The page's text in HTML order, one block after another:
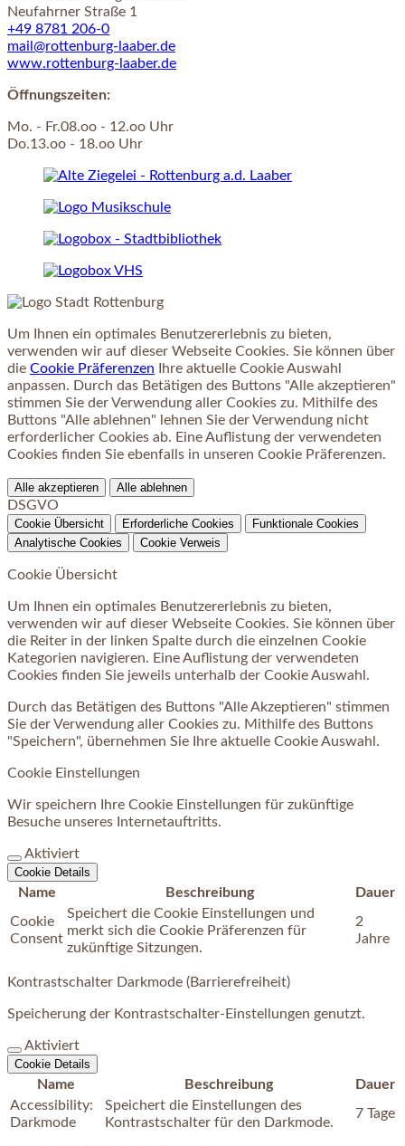
Neufahrner Straße 1
+49 8781 206-0
mail@rottenburg-laaber.de
www.rottenburg-laaber.de
Öffnungszeiten:
Mo. - Fr.08.oo - 12.oo Uhr
Do.13.oo - 18.oo Uhr
Um Ihnen ein optimales Benutzererlebnis zu bieten,
verwenden wir auf dieser Webseite Cookies. Sie können über
die Cookie Präferenzen Ihre aktuelle Cookie Auswahl
anpassen. Durch das Betätigen des Buttons "Alle akzeptieren"
stimmen Sie der Verwendung aller Cookies zu. Mithilfe des
Buttons "Alle ablehnen" lehnen Sie der Verwendung nicht
erforderlicher Cookies ab. Eine Auflistung der verwendeten
Cookies finden Sie ebenfalls in unseren Cookie Präferenzen.
Alle akzeptieren Alle ablehnen
DSGVO
Cookie Übersicht Erforderliche Cookies
Funktionale Cookies
Analytische Cookies
Cookie Verweis
Cookie Übersicht
Um Ihnen ein optimales Benutzererlebnis zu bieten,
verwenden wir auf dieser Webseite Cookies. Sie können über
die Reiter in der linken Spalte durch die einzelnen Cookie
Kategorien navigieren. Eine Auflistung der verwendeten
Cookies finden Sie jeweils unterhalb der Cookie Auswahl.
Durch das Betätigen des Buttons "Alle Akzeptieren" stimmen
Sie der Verwendung aller Cookies zu. Mithilfe des Buttons
"Speichern", übernehmen Sie Ihre aktuelle Cookie Auswahl.
Cookie Einstellungen
Wir speichern Ihre Cookie Einstellungen für zukünftige
Besuche unseres Internetauftritts.
Aktiviert
Cookie Details
Name Beschreibung
Dauer
Cookie
Consent
Speichert die Cookie Einstellungen und
merkt sich die Cookie Präferenzen für
zukünftige Sitzungen.
2
Jahre
Kontrastschalter Darkmode (Barrierefreiheit)
Speicherung der Kontrastschalter-Einstellungen genutzt.
Aktiviert
Cookie Details
Name Beschreibung
Dauer
Accessibility:
Darkmode
Speichert die Einstellungen des
Kontrastschalter für den Darkmode.
7 Tage